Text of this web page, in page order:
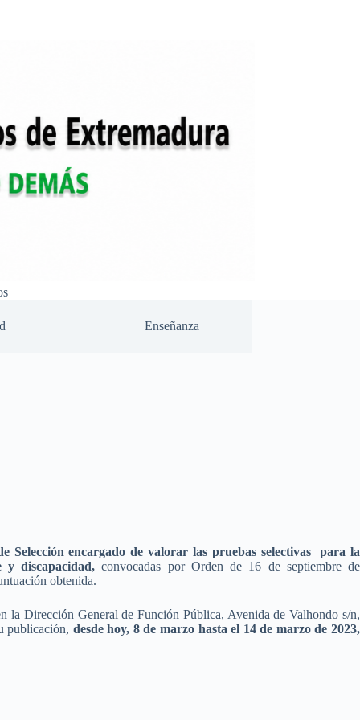
Enseñanza
Selección encargado de valorar las pruebas selectivas para la
y discapacidad,convocadas por Orden de 16 de septiembre de
obtenida.
la Dirección General de Función Pública, Avenida de Valhondo s/n,
publicación, desde hoy, 8 de marzo hasta el 14 de marzo de 2023,